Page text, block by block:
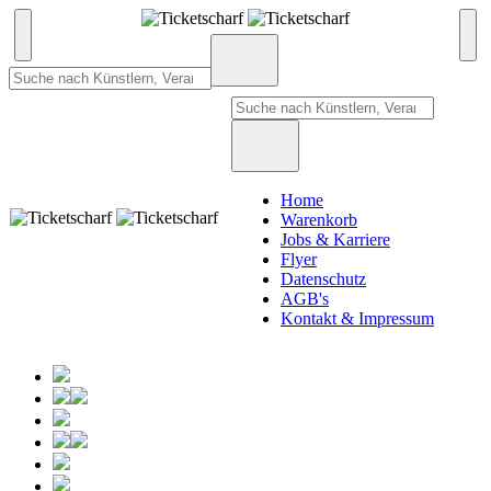
Home
Warenkorb
Jobs & Karriere
Flyer
Datenschutz
AGB's
Kontakt & Impressum